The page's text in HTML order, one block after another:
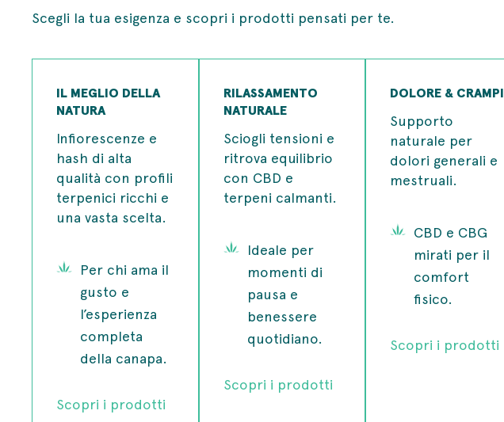
Scegli la tua esigenza e scopri i prodotti pensati per te.
IL MEGLIO DELLA
NATURA
Infiorescenze e
hash di alta
qualità con profili
terpenici ricchi e
una vasta scelta.
Per chi ama il
gusto e
l’esperienza
completa
della canapa.
Scopri i prodotti
RILASSAMENTO
NATURALE
Sciogli tensioni e
ritrova equilibrio
con CBD e
terpeni calmanti.
Ideale per
momenti di
pausa e
benessere
quotidiano.
Scopri i prodotti
DOLORE & CRAMPI
Supporto
naturale per
dolori generali e
mestruali.
CBD e CBG
mirati per il
comfort
fisico.
Scopri i prodotti